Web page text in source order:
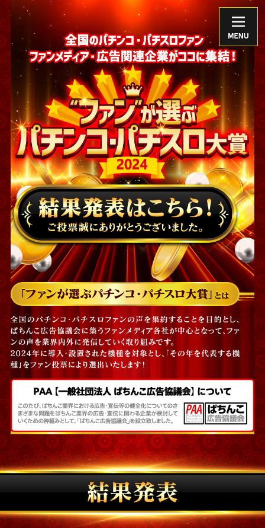
TOP
アンバサダー
歴代グランプリ
公式Xアカウント